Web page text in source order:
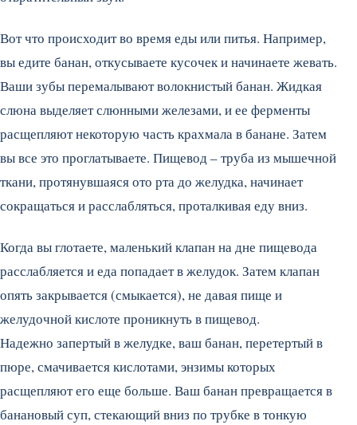
Вот что происходит во время еды или питья. Например,
вы едите банан, откусываете кусочек и начинаете жевать.
Ваши зубы перемалывают волокнистый банан. Жидкая
слюна выделяет слюнными железами, и ее ферменты
расщепляют некоторую часть крахмала в банане. Затем
вы все это проглатываете. Пищевод – труба из мышечной
ткани, протянувшаяся ото рта до желудка, начинает
сокращаться и расслабляться, проталкивая еду вниз.
Когда вы глотаете, маленький клапан на дне пищевода
расслабляется и еда попадает в желудок. Затем клапан
опять закрывается (смыкается), не давая пище и
желудочной кислоте проникнуть в пищевод.
Надежно запертый в желудке, ваш банан, перетертый в
пюре, смачивается кислотами, энзимы которых
расщепляют его еще больше. Ваш банан превращается в
банановый суп, стекающий вниз по трубке в тонкую